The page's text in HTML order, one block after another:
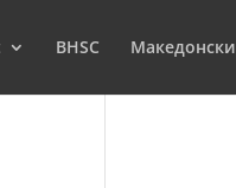
BHSC Македонски